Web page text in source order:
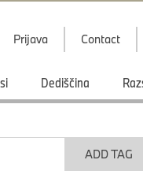
Prijava Contact
Dediščina
ADD TAG